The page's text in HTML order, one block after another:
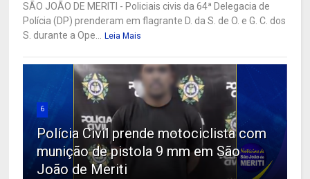
SÃO JOÃO DE MERITI - Policiais civis da 64ª Delegacia de
Polícia (DP) prenderam em flagrante D. da S. de O. e G. C. dos
S. durante a Ope... Leia Mais
6
Polícia Civil prende motociclista com
munição de pistola 9 mm em São
João de Meriti